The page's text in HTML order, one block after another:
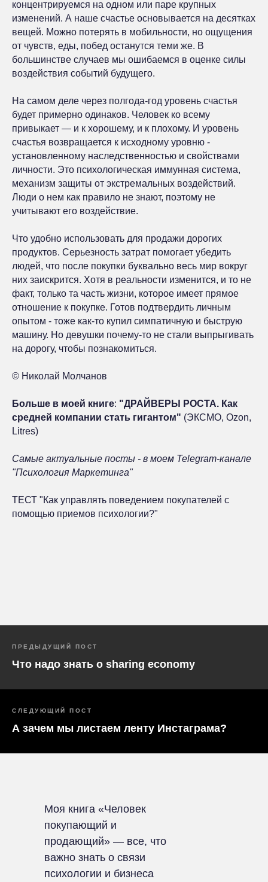
концентрируемся на одном или паре крупных
изменений. А наше счастье основывается на десятках
вещей. Можно потерять в мобильности, но ощущения
от чувств, еды, побед останутся теми же. В
большинстве случаев мы ошибаемся в оценке силы
воздействия событий будущего.
На самом деле через полгода-год уровень счастья
будет примерно одинаков. Человек ко всему
привыкает — и к хорошему, и к плохому. И уровень
счастья возвращается к исходному уровню -
установленному наследственностью и свойствами
личности. Это психологическая иммунная система,
механизм защиты от экстремальных воздействий.
Люди о нем как правило не знают, поэтому не
учитывают его воздействие.
Что удобно использовать для продажи дорогих
продуктов. Серьезность затрат помогает убедить
людей, что после покупки буквально весь мир вокруг
них заискрится. Хотя в реальности изменится, и то не
факт, только та часть жизни, которое имеет прямое
отношение к покупке. Готов подтвердить личным
опытом - тоже как-то купил симпатичную и быструю
машину. Но девушки почему-то не стали выпрыгивать
на дорогу, чтобы познакомиться.
© Николай Молчанов
Больше в моей книге: "ДРАЙВЕРЫ РОСТА. Как
средней компании стать гигантом" (ЭКСМО, Ozon,
Litres)
Самые актуальные посты - в моем Telegram-канале
"Психология Маркетинга"
ТЕСТ "Как управлять поведением покупателей с
помощью приемов психологии?"
ПРЕДЫДУЩИЙ ПОСТ
Что надо знать о sharing economy
СЛЕДУЮЩИЙ ПОСТ
А зачем мы листаем ленту Инстаграма?
Моя книга «Человек
покупающий и
продающий» — все, что
важно знать о связи
психологии и бизнеса